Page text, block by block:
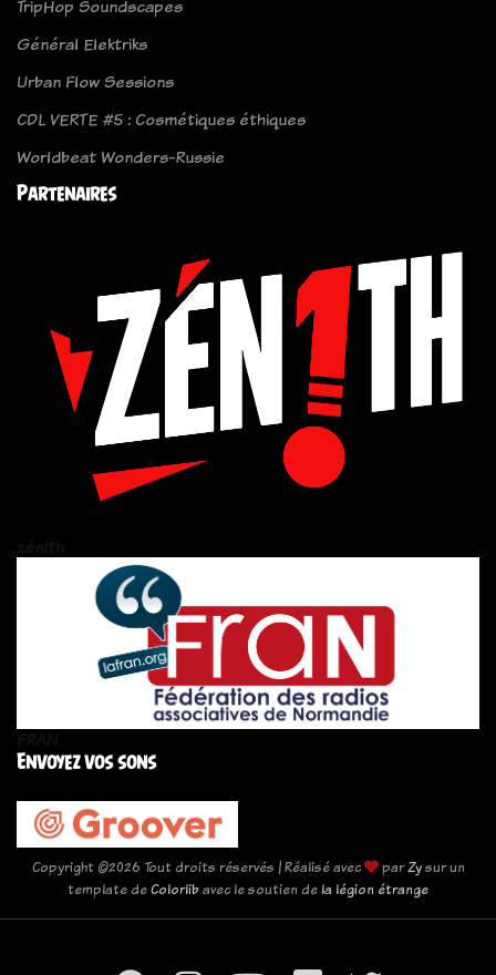
TripHop Soundscapes
Général Elektriks
Urban Flow Sessions
CDL VERTE #5 : Cosmétiques éthiques
Worldbeat Wonders-Russie
Partenaires
Envoyez vos sons
Copyright ©2026 Tout droits réservés | Réalisé avec parZysur un
template deColorlibavec le soutien de la légion étrange